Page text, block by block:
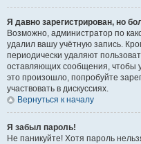
Я давно зарегистрирован, но
Возможно, администратор по
удалил вашу учётную запись.
периодически удаляют
оставляющих сообщения, чтобы
это произошло, попробуйте
участвовать в дискуссиях.
Вернуться к началу
Я забыл пароль!
Не паникуйте! Хотя пароль